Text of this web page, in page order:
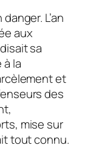
L’an
aux
sa
la
et
des
mise sur
tout connu.